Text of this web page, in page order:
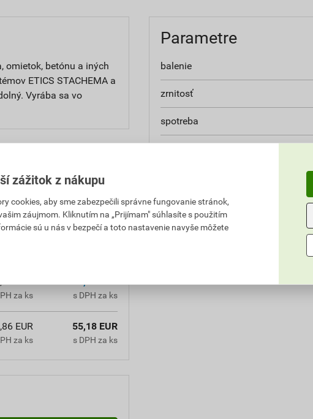
omietok, betónu a iných
ETICS STACHEMA a
Vyrába sa vo
Pred použitím si vždy
EUR
za ks
55,18 EUR
s DPH za ks
EUR
za ks
55,18 EUR
s DPH za ks
Parametre
balenie
zrnitosť
spotreba
zážitok z nákupu
cookies, aby sme zabezpečili správne fungovanie stránok,
záujmom. Kliknutím na „Prijímam" súhlasíte s použitím
sú u nás v bezpečí a toto nastavenie navyše môžete